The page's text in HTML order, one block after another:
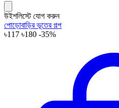
উইশলিস্টে যোগ করুন
পোড়োবাড়ির ভূতের গল্প
৳117 ৳180 -35%